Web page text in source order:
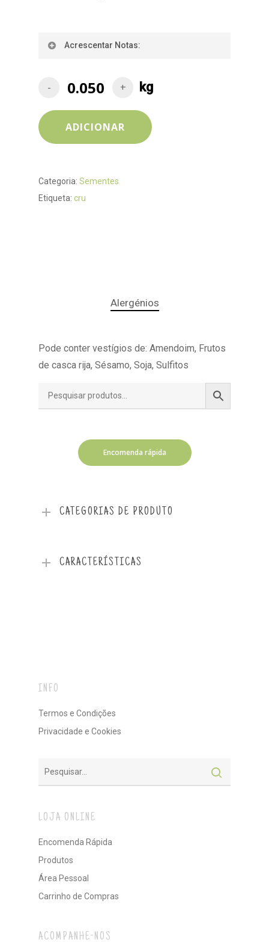
Acrescentar Notas:
ADICIONAR
Categoria: Sementes
Etiqueta: cru
Alergénios
Pode conter vestígios de: Amendoim, Frutos
de casca rija, Sésamo, Soja, Sulfitos
Encomenda rápida
CATEGORIAS DE PRODUTO
CARACTERÍSTICAS
INFO
Termos e Condições
Privacidade e Cookies
LOJA ONLINE
Encomenda Rápida
Produtos
Área Pessoal
Carrinho de Compras
ACOMPANHE-NOS